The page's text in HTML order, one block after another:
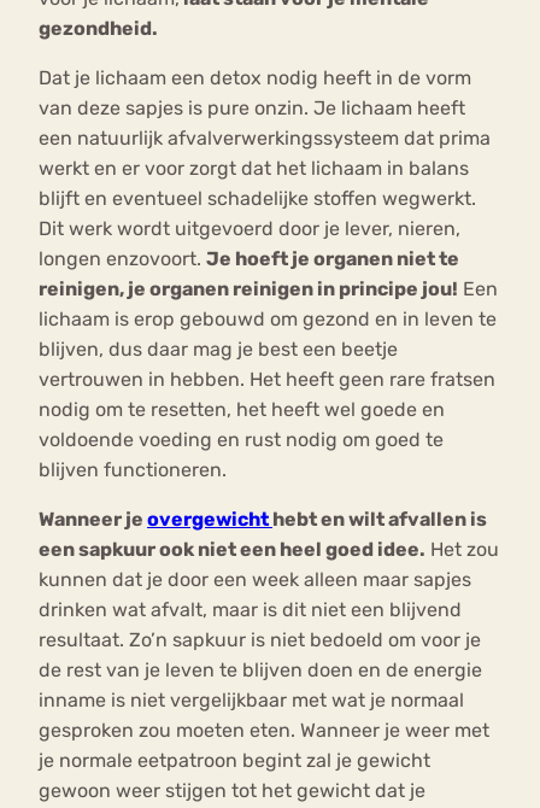
gezondheid.
Dat je lichaam een detox nodig heeft in de vorm
van deze sapjes is pure onzin. Je lichaam heeft
een natuurlijk afvalverwerkingssysteem dat prima
werkt en er voor zorgt dat het lichaam in balans
blijft en eventueel schadelijke stoffen wegwerkt.
Dit werk wordt uitgevoerd door je lever, nieren,
longen enzovoort. Je hoeft je organen niet te
reinigen, je organen reinigen in principe jou! Een
lichaam is erop gebouwd om gezond en in leven te
blijven, dus daar mag je best een beetje
vertrouwen in hebben. Het heeft geen rare fratsen
nodig om te resetten, het heeft wel goede en
voldoende voeding en rust nodig om goed te
blijven functioneren.
Wanneer je overgewicht hebt en wilt afvallen is
een sapkuur ook niet een heel goed idee. Het zou
kunnen dat je door een week alleen maar sapjes
drinken wat afvalt, maar is dit niet een blijvend
resultaat. Zo’n sapkuur is niet bedoeld om voor je
de rest van je leven te blijven doen en de energie
inname is niet vergelijkbaar met wat je normaal
gesproken zou moeten eten. Wanneer je weer met
je normale eetpatroon begint zal je gewicht
gewoon weer stijgen tot het gewicht dat je